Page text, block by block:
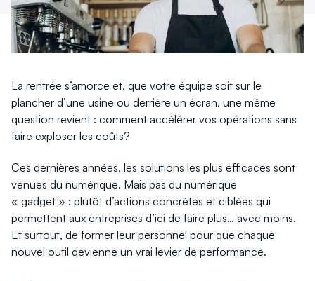
La rentrée s’amorce et, que votre équipe soit sur le
plancher d’une usine ou derrière un écran, une même
question revient : comment accélérer vos opérations sans
faire exploser les coûts?
Ces dernières années, les solutions les plus efficaces sont
venues du numérique. Mais pas du numérique
« gadget » : plutôt d’actions concrètes et ciblées qui
permettent aux entreprises d’ici de faire plus… avec moins.
Et surtout, de former leur personnel pour que chaque
nouvel outil devienne un vrai levier de performance.